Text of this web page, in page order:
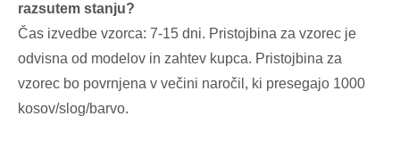
razsutem stanju?
Čas izvedbe vzorca: 7-15 dni. Pristojbina za vzorec je
odvisna od modelov in zahtev kupca. Pristojbina za
vzorec bo povrnjena v večini naročil, ki presegajo 1000
kosov/slog/barvo.